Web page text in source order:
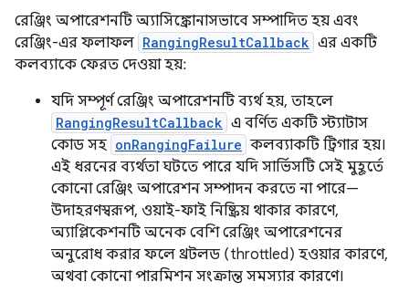
রেঞ্জিং অপারেশনটি অ্যাসিঙ্ক্রোনাসভাবে সম্পাদিত হয় এবং
রেঞ্জিং-এর ফলাফল RangingResultCallback এর একটি
কলব্যাকে ফেরত দেওয়া হয়:
যদি সম্পূর্ণ রেঞ্জিং অপারেশনটি ব্যর্থ হয়, তাহলে
RangingResultCallback এ বর্ণিত একটি স্ট্যাটাস
কোড সহ onRangingFailure কলব্যাকটি ট্রিগার হয়।
এই ধরনের ব্যর্থতা ঘটতে পারে যদি সার্ভিসটি সেই মুহূর্তে
কোনো রেঞ্জিং অপারেশন সম্পাদন করতে না পারে—
উদাহরণস্বরূপ, ওয়াই-ফাই নিষ্ক্রিয় থাকার কারণে,
অ্যাপ্লিকেশনটি অনেক বেশি রেঞ্জিং অপারেশনের
অনুরোধ করার ফলে থ্রটলড (throttled) হওয়ার কারণে,
অথবা কোনো পারমিশন সংক্রান্ত সমস্যার কারণে।